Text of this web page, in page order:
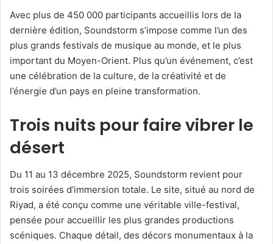
Avec plus de 450 000 participants accueillis lors de la
dernière édition, Soundstorm s’impose comme l’un des
plus grands festivals de musique au monde, et le plus
important du Moyen-Orient. Plus qu’un événement, c’est
une célébration de la culture, de la créativité et de
l’énergie d’un pays en pleine transformation.
Trois nuits pour faire vibrer le
désert
Du 11 au 13 décembre 2025, Soundstorm revient pour
trois soirées d’immersion totale. Le site, situé au nord de
Riyad, a été conçu comme une véritable ville-festival,
pensée pour accueillir les plus grandes productions
scéniques. Chaque détail, des décors monumentaux à la